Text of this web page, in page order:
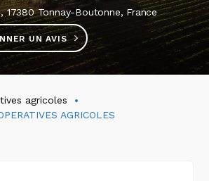
17380 Tonnay-Boutonne, France
UN AVIS
agricoles
AGRICOLES